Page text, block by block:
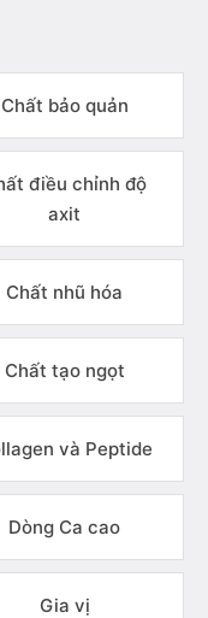
Chất bảo quản
điều chỉnh độ
axit
Chất nhũ hóa
Chất tạo ngọt
và Peptide
Dòng Ca cao
Gia vị